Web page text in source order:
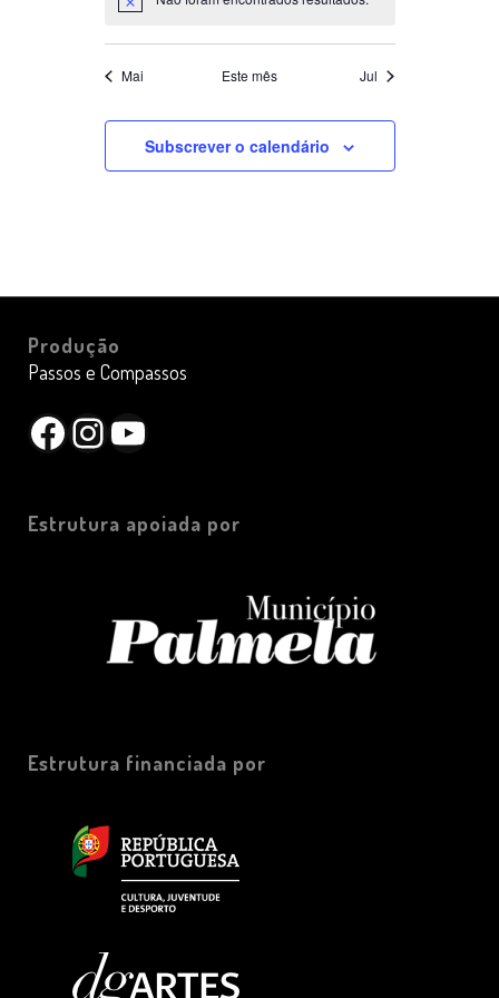
Aviso
Mai Este mês Jul
Subscrever o calendário
Produção
Passos e Compassos
Facebook
Instagram
YouTube
Estrutura apoiada por
Estrutura financiada por